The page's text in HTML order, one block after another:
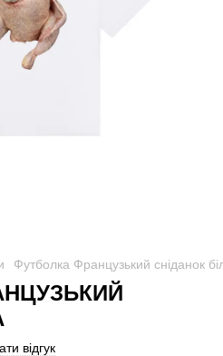
Футболка Французький сніданок
відгук